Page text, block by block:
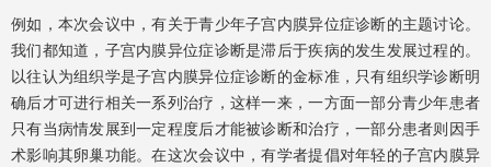
例如，本次会议中，有关于青少年子宫内膜异位症诊断的主题讨论。
我们都知道，子宫内膜异位症诊断是滞后于疾病的发生发展过程的。
以往认为组织学是子宫内膜异位症诊断的金标准，只有组织学诊断明
确后才可进行相关一系列治疗，这样一来，一方面一部分青少年患者
只有当病情发展到一定程度后才能被诊断和治疗，一部分患者则因手
术影响其卵巢功能。在这次会议中，有学者提倡对年轻的子宫内膜异